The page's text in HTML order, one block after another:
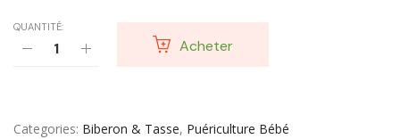
QUANTITÉ:
Acheter
Categories Biberon & Tasse, Puériculture Bébé